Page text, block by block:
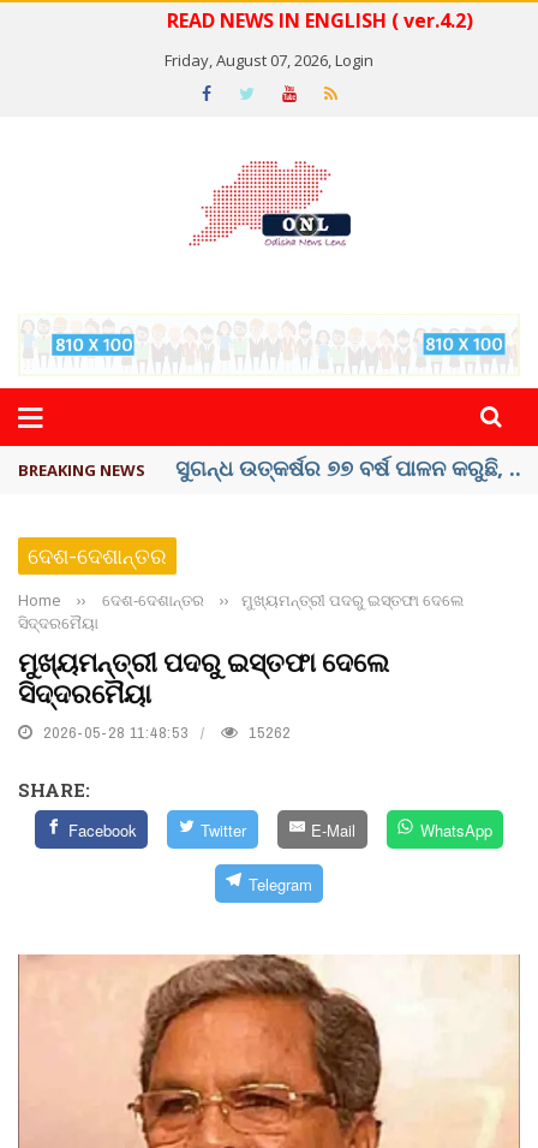
READ NEWS IN ENGLISH ( ver.4.2)
Friday, August 07, 2026,Login
BREAKING NEWS ୟୁପିଆଇ ଓ ଅନ୍ୟାନ୍ୟ ଡିଜିଟାଲ୍ ନେଣଦେଣ ...
ଦେଶ-ଦେଶାନ୍ତର
Home ›› ଦେଶ-ଦେଶାନ୍ତର ››
ମୁଖ୍ୟମନ୍ତ୍ରୀ ପଦରୁ ଇସ୍ତଫା ଦେଲେ
ସିଦ୍ଦରମୈୟା
ମୁଖ୍ୟମନ୍ତ୍ରୀ ପଦରୁ ଇସ୍ତଫା ଦେଲେ
ସିଦ୍ଦରମୈୟା
2026-05-28 11:48:53 15262
SHARE:
Facebook Twitter E-Mail WhatsApp
Telegram